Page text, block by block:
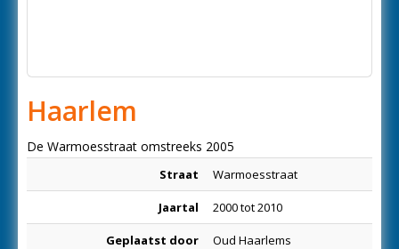
Haarlem
De Warmoesstraat omstreeks 2005
Straat Warmoesstraat
Jaartal 2000 tot 2010
Geplaatst door Oud Haarlems